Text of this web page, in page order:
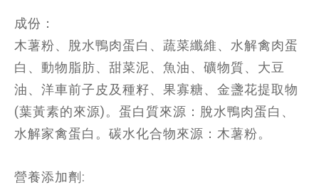
成份：
木薯粉、脫水鴨肉蛋白、蔬菜纖維、水解禽肉蛋
白、動物脂肪、甜菜泥、魚油、礦物質、大豆
油、洋車前子皮及種籽、果寡糖、金盞花提取物
(葉黃素的來源)。蛋白質來源：脫水鴨肉蛋白、
水解家禽蛋白。碳水化合物來源：木薯粉。
營養添加劑: